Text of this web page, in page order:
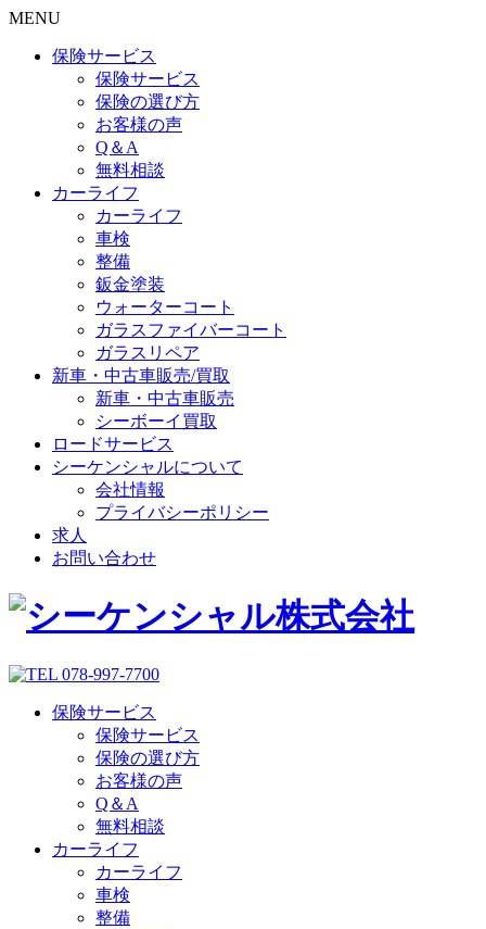
MENU
保険サービス
保険サービス
保険の選び方
お客様の声
Q＆A
無料相談
カーライフ
カーライフ
車検
整備
鈑金塗装
ウォーターコート
ガラスファイバーコート
ガラスリペア
新車・中古車販売/買取
新車・中古車販売
シーボーイ買取
ロードサービス
シーケンシャルについて
会社情報
プライバシーポリシー
求人
お問い合わせ
保険サービス
保険サービス
保険の選び方
お客様の声
Q＆A
無料相談
カーライフ
カーライフ
車検
整備